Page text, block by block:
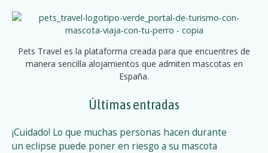
Pets Travel es la plataforma creada para que encuentres de
manera sencilla alojamientos que admiten mascotas en
España.
Últimas entradas
¡Cuidado! Lo que muchas personas hacen durante
un eclipse puede poner en riesgo a su mascota